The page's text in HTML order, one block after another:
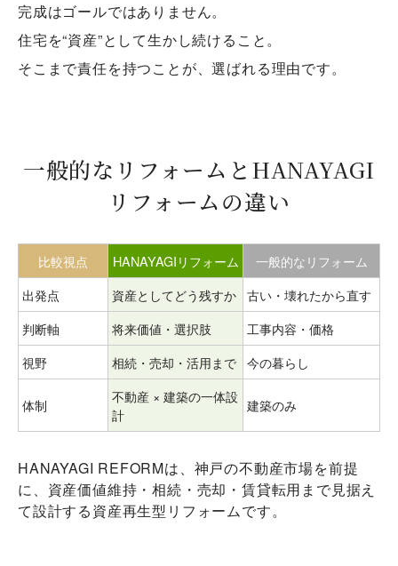
完成はゴールではありません。
住宅を“資産”として生かし続けること。
そこまで責任を持つことが、選ばれる理由です。
一般的なリフォームとHANAYAGI
リフォームの違い
比較視点 HANAYAGIリフォーム
一般的なリフォーム
出発点
資産としてどう残すか 古い・壊れたから直す
判断軸
将来価値・選択肢
工事内容・価格
視野
相続・売却・活用まで 今の暮らし
体制
不動産 × 建築の一体設
計
建築のみ
HANAYAGI REFORMは、神戸の不動産市場を前提
に、資産価値維持・相続・売却・賃貸転用まで見据え
て設計する資産再生型リフォームです。